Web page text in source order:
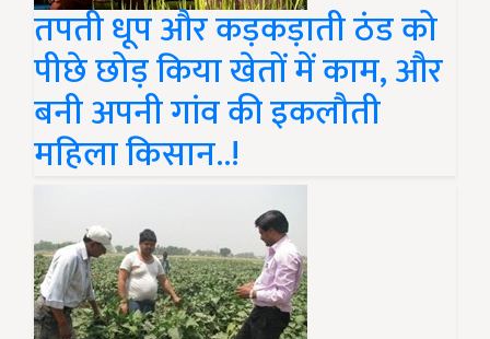
तपती धूप और कड़कड़ाती ठंड को
पीछे छोड़ किया खेतों में काम, और
बनी अपनी गांव की इकलौती
महिला किसान..!